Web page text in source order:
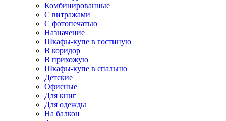
Комбинированные
С витражами
С фотопечатью
Назначение
Шкафы-купе в гостиную
В коридор
В прихожую
Шкафы-купе в спальню
Детские
Офисные
Для книг
Для одежды
На балкон